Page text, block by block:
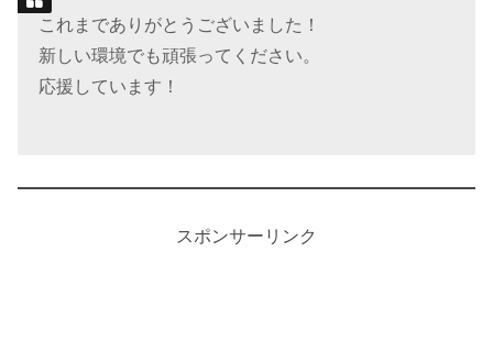
これまでありがとうございました！
新しい環境でも頑張ってください。
応援しています！
スポンサーリンク